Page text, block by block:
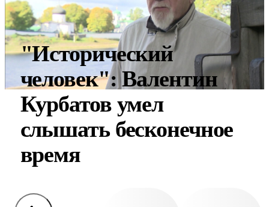
"Исторический
человек": Валентин
Курбатов умел
слышать бесконечное
время